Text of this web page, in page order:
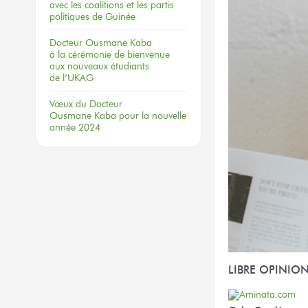
LIBRE
avec les coalitions et les partis
politiques de Guinée
Docteur Ousmane Kaba
à la cérémonie de bienvenue
aux nouveaux étudiants
de l’UKAG
Vœux du Docteur
Ousmane Kaba pour la nouvelle
année 2024